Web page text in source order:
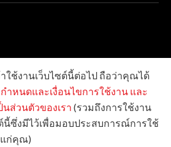
นนอน
(Thailand) Co., Ltd.
ใช้งานเว็บไซต์นี้ต่อไป ถือว่าคุณได้
ำหนดและเงื่อนไขการใช้งาน และ
ส่วนตัวของเรา (รวมถึงการใช้งาน
นี้ซึ่งมีไว้เพื่อมอบประสบการณ์การใช้
แก่คุณ)